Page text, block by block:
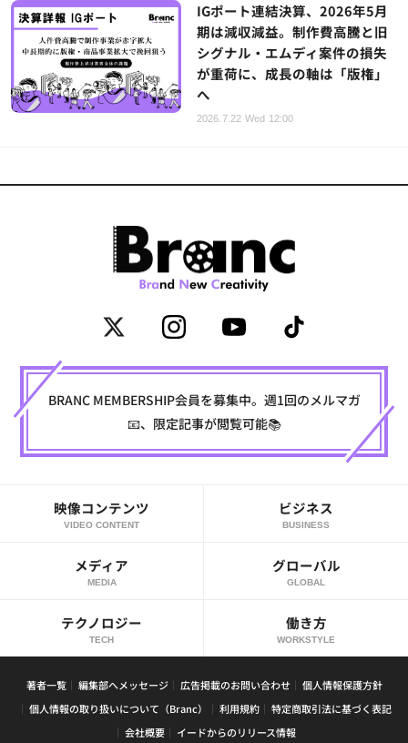
IGポート連結決算、2026年5月
期は減収減益。制作費高騰と旧
シグナル・エムディ案件の損失
が重荷に、成長の軸は「版権」
へ
2026.7.22 Wed 12:00
BRANC MEMBERSHIP会員を募集中。週1回のメルマガ
📧、限定記事が閲覧可能📚
映像コンテンツ
VIDEO CONTENT
ビジネス
BUSINESS
メディア
MEDIA
グローバル
GLOBAL
テクノロジー
TECH
働き方
WORKSTYLE
著者一覧 編集部へメッセージ 広告掲載のお問い合わせ
個人情報保護方針
個人情報の取り扱いについて（Branc）
利用規約
特定商取引法に基づく表記
会社概要
イードからのリリース情報